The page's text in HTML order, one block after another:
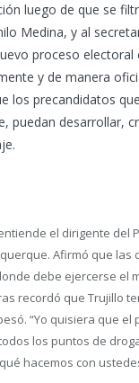
luego de que se
Medina, y al
proceso
y de manera
los precandidatos
puedan desarrollar,
el dirigente del
Afirmó que las
debe ejercerse el
recordó que Trujillo
“Yo quisiera que
los puntos de
hacemos con